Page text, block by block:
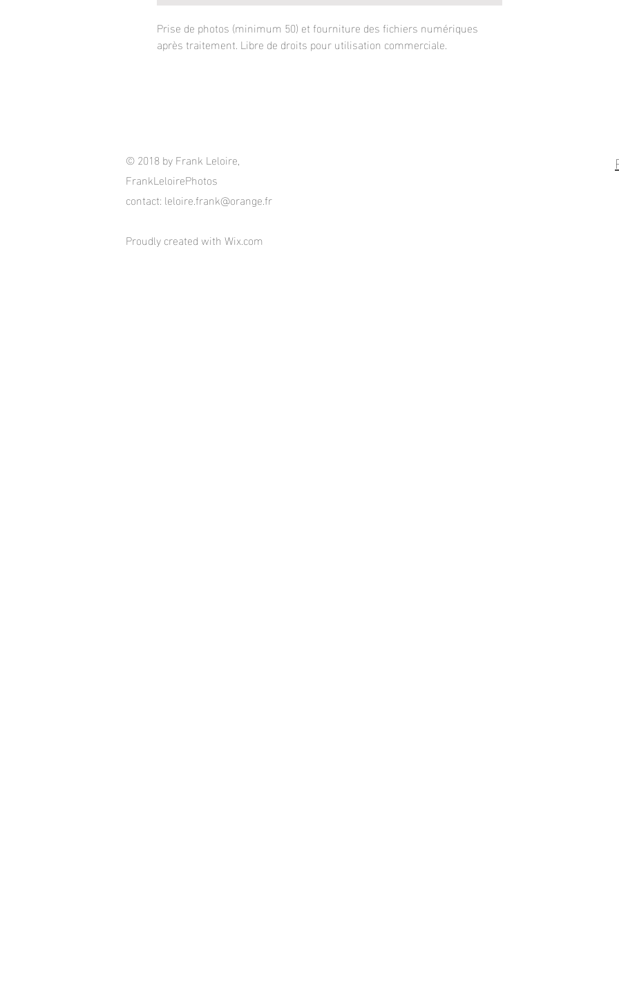
Prise de photos (minimum 50) et fourniture des fichiers numériques
après traitement. Libre de droits pour utilisation commerciale.
© 2018 by Frank Leloire,
FrankLeloirePhotos
contact: leloire.frank@orange.fr
Proudly created with Wix.com